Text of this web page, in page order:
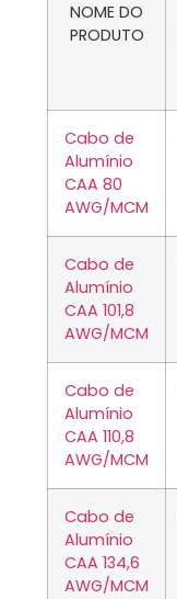
NOME DO
PRODUTO
Cabo de
Alumínio
CAA 80
AWG/MCM
Cabo de
Alumínio
CAA 101,8
AWG/MCM
Cabo de
Alumínio
CAA 110,8
AWG/MCM
Cabo de
Alumínio
CAA 134,6
AWG/MCM